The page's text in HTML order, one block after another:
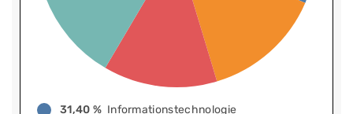
31,40 % Informationstechnologie